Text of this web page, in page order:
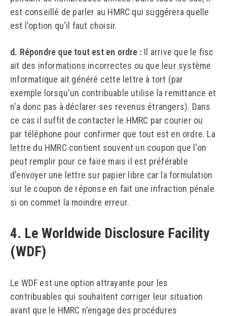
est conseillé de parler au HMRC qui suggérera quelle
est l'option qu'il faut choisir.
d. Répondre que tout est en ordre : Il arrive que le fisc
ait des informations incorrectes ou que leur système
informatique ait généré cette lettre à tort (par
exemple lorsqu'un contribuable utilise la remittance et
n'a donc pas à déclarer ses revenus étrangers). Dans
ce cas il suffit de contacter le HMRC par courier ou
par téléphone pour confirmer que tout est en ordre. La
lettre du HMRC contient souvent un coupon que l'on
peut remplir pour ce faire mais il est préférable
d'envoyer une lettre sur papier libre car la formulation
sur le coupon de réponse en fait une infraction pénale
si on commet la moindre erreur.
4. Le Worldwide Disclosure Facility
(WDF)
Le WDF est une option attrayante pour les
contribuables qui souhaitent corriger leur situation
avant que le HMRC n'engage des procédures